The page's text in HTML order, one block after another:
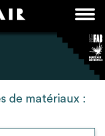
de matériaux :